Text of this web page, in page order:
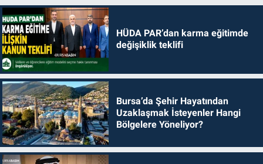
HÜDA PAR’dan karma eğitimde
değişiklik teklifi
Bursa’da Şehir Hayatından
Uzaklaşmak İsteyenler Hangi
Bölgelere Yöneliyor?